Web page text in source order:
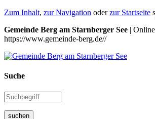
Zum Inhalt, zur Navigation oderzur Startseite
Gemeinde Berg am Starnberger See |
https://www.gemeinde-berg.de//
Suche
suchen